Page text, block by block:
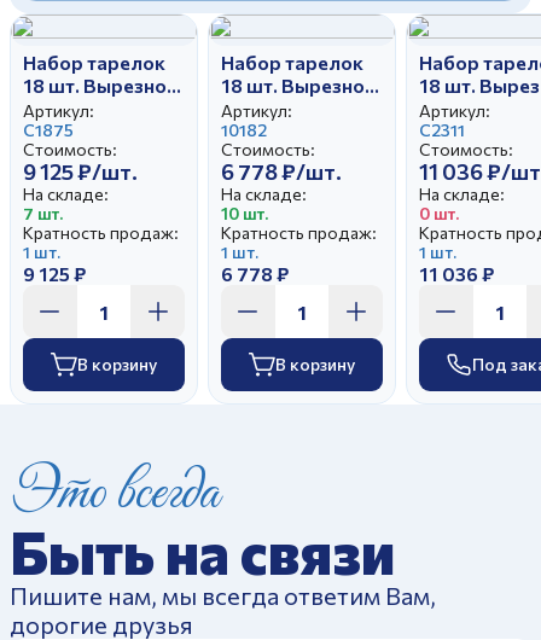
Набор тарелок
18 шт. Вырезной
край Золотое
кружево
Артикул:
С1875
Стоимость:
9 125 ₽/шт.
На складе:
7 шт.
Кратность продаж:
1 шт.
9 125 ₽
В корзину
Набор тарелок
18 шт. Вырезной
край
Праздничный
Артикул:
10182
Стоимость:
6 778 ₽/шт.
На складе:
10 шт.
Кратность продаж:
1 шт.
6 778 ₽
В корзину
Набор
18 шт.
край
Артикул:
С2311
Стоимость:
11 036 ₽/
На складе:
0 шт.
Кратность
1 шт.
11 036 ₽
Под
Это всегда
Быть на связи
Пишите нам, мы всегда ответим Вам,
дорогие друзья